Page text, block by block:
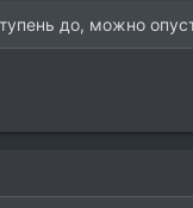
до, можно